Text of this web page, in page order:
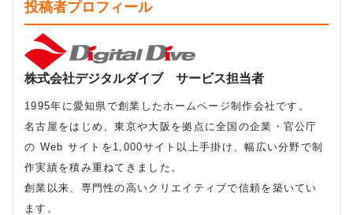
投稿者プロフィール
株式会社デジタルダイブ サービス担当者
1995年に愛知県で創業したホームページ制作会社です。
名古屋をはじめ、東京や大阪を拠点に全国の企業・官公庁
の Web サイトを1,000サイト以上手掛け、幅広い分野で制
作実績を積み重ねてきました。
創業以来、専門性の高いクリエイティブで信頼を築いてい
ます。